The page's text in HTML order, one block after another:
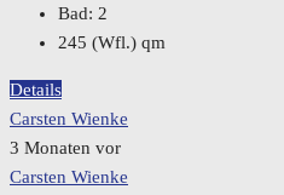
Bad: 2
245 (Wfl.) qm
Details
Carsten Wienke
3 Monaten vor
Carsten Wienke